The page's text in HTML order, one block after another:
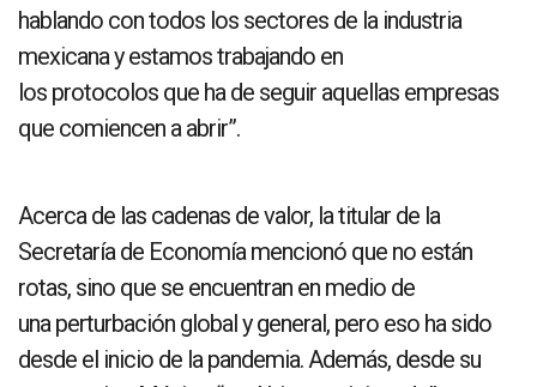
hablando con todos los sectores de la industria
mexicana y estamos trabajando en
los protocolos que ha de seguir aquellas empresas
que comiencen a abrir”.
Acerca de las cadenas de valor, la titular de la
Secretaría de Economía mencionó que no están
rotas, sino que se encuentran en medio de
una perturbación global y general, pero eso ha sido
desde el inicio de la pandemia. Además, desde su